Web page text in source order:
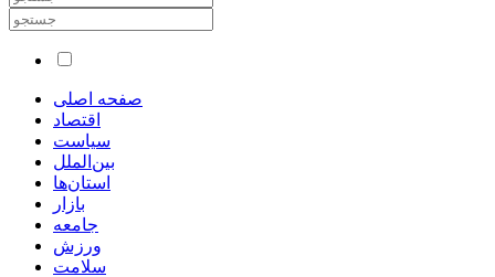
صفحه اصلی
اقتصاد
سیاست
بین‌الملل
استان‌ها
بازار
جامعه
ورزش
سلامت